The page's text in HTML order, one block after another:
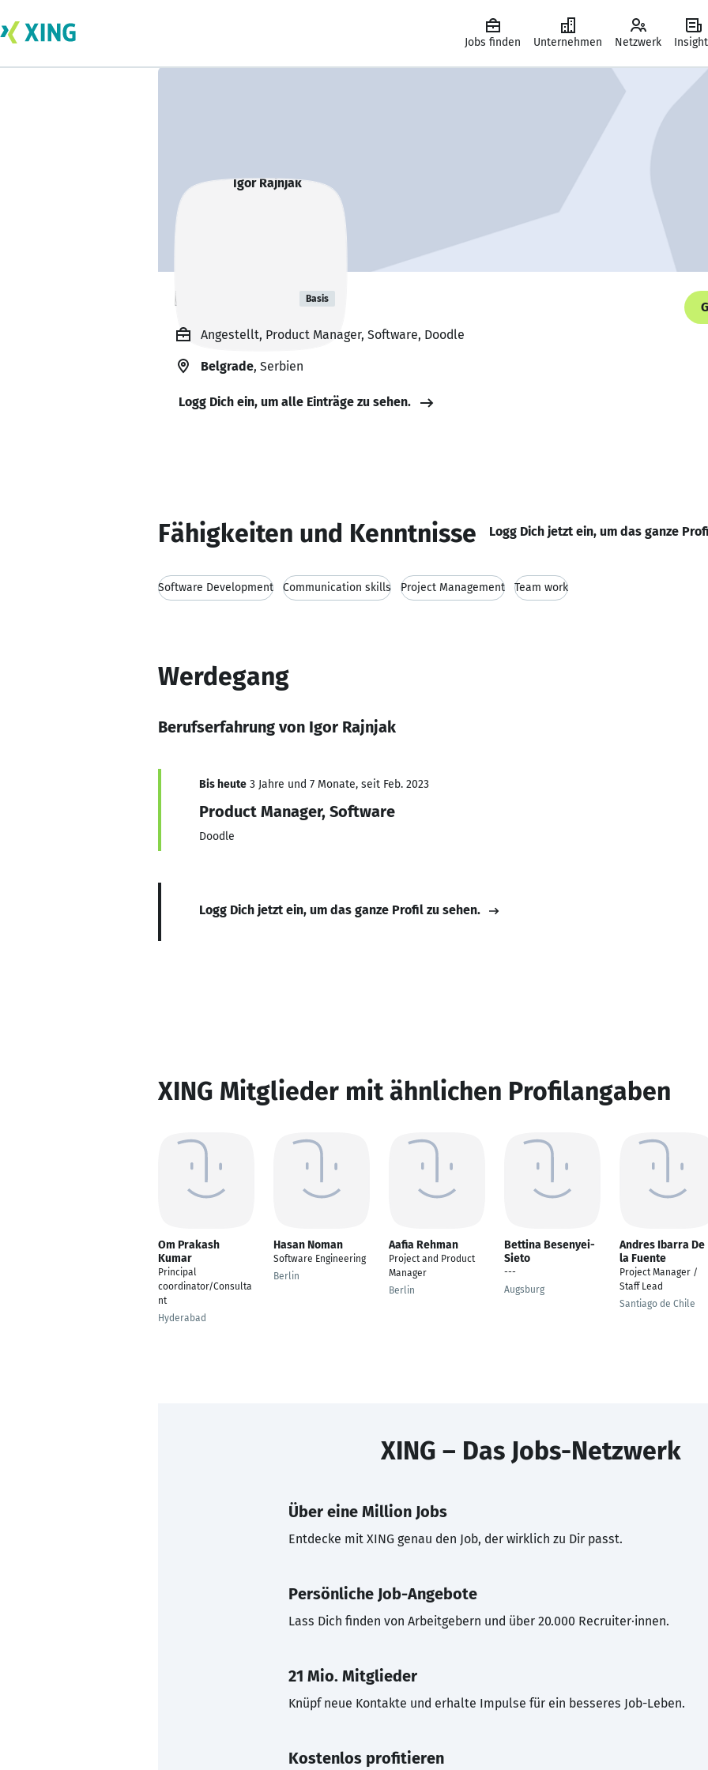
Jobs finden Unternehmen Netzwerk
Igor Rajnjak Basis
Angestellt, Product Manager, Software, Doodle
Belgrade, Serbien
Logg Dich ein, um alle Einträge zu sehen.
Fähigkeiten und Kenntnisse Logg Dich jetzt ein, um das ganze
Software Development Communication skills Project Management Team work
Werdegang
Berufserfahrung von Igor Rajnjak
Bis heute 3 Jahre und 7 Monate, seit Feb. 2023
Product Manager, Software
Doodle
Logg Dich jetzt ein, um das ganze Profil zu sehen.
XING Mitglieder mit ähnlichen Profilangaben
Om Prakash
Kumar
Principal
coordinator/Consulta
nt
Hyderabad
Hasan Noman
Software Engineering
Berlin
Aafia Rehman
Project and Product
Manager
Berlin
Bettina Besenyei-
Sieto
---
Augsburg
Andres Ibarra De
la Fuente
Project Manager /
Staff Lead
Santiago de Chile
XING – Das Jobs-Netzwerk
Über eine Million Jobs
Entdecke mit XING genau den Job, der wirklich zu Dir passt.
Persönliche Job-Angebote
Lass Dich finden von Arbeitgebern und über 20.000 Recruiter·innen.
21 Mio. Mitglieder
Knüpf neue Kontakte und erhalte Impulse für ein besseres Job-Leben.
Kostenlos profitieren